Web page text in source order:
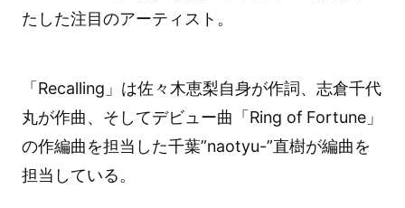
たした注目のアーティスト。
「Recalling」は佐々木恵梨自身が作詞、志倉千代
丸が作曲、そしてデビュー曲「Ring of Fortune」
の作編曲を担当した千葉”naotyu-”直樹が編曲を
担当している。